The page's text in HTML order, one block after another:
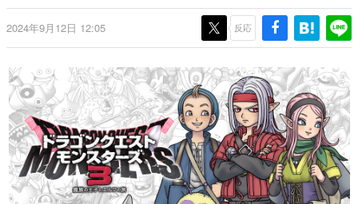
ゲーム世代の作家たち
ゲームに多大な影響を受けた作家さんに取材し、ゲームが
画です。
日本モバイルゲーム産業史
日本のモバイルゲーム史における主要なトピック・タイト
ルを網羅するほか、開発者へのインタビューや識者による
解説を掲載。約20年の歴史が一望できる決定版！
若ゲのいたり〜ゲームクリエイターの青春〜
『うつヌケ』『ペンと箸』等で知られるマンガ家・田中圭
一先生によるゲーム業界レポートマンガです。
2024年9月12日 12:05 反応